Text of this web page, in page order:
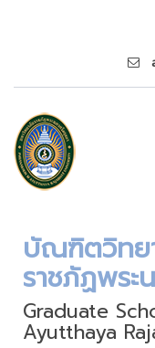
บัณฑิตวิทย
ราชภัฏพระ
Graduate
Ayutthaya